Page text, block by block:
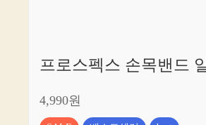
프로스펙스 손목밴드
4,990원